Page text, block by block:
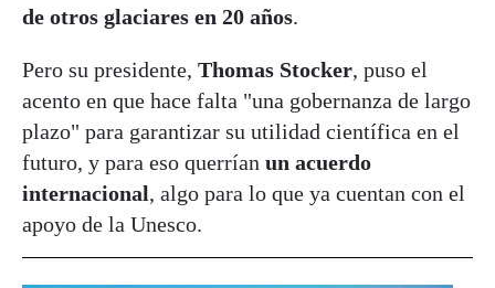
de otros glaciares en 20 años.
Pero su presidente, Thomas Stocker, puso el
acento en que hace falta "una gobernanza de largo
plazo" para garantizar su utilidad científica en el
futuro, y para eso querrían un acuerdo
internacional, algo para lo que ya cuentan con el
apoyo de la Unesco.